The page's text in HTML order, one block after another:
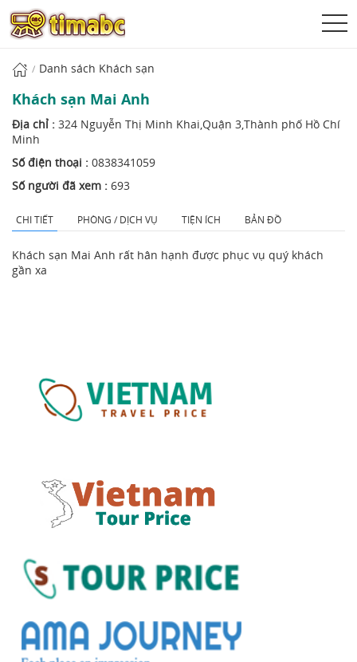
Danh sách Khách sạn
Khách sạn Mai Anh
Địa chỉ : 324 Nguyễn Thị Minh Khai,Quận 3,Thành phố Hồ Chí
Minh
Số điện thoại : 0838341059
Số người đã xem : 693
CHI TIẾT PHÒNG / DỊCH VỤ TIỆN ÍCH BẢN ĐỒ
Khách sạn Mai Anh rất hân hạnh được phục vụ quý khách
gần xa